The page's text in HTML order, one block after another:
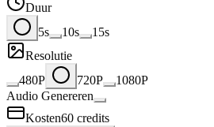
Duur
5s
10s
15s
Resolutie
480P
720P
1080P
Audio Genereren
Kosten60 credits